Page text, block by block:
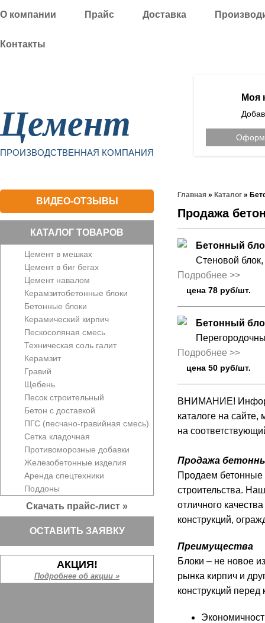
О компании Прайс Доставка
Контакты
Цемент
ПРОИЗВОДСТВЕННАЯ КОМПАНИЯ
Моя
ВИДЕО-ОТЗЫВЫ
КАТАЛОГ ТОВАРОВ
Цемент в мешках
Цемент в биг бегах
Цемент навалом
Керамзитобетонные блоки
Бетонные блоки
Керамический кирпич
Пескосоляная смесь
Техническая соль галит
Керамзит
Гравий
Щебень
Песок строительный
Бетон с доставкой
ПГС (песчано-гравийная смесь)
Сетка кладочная
Противоморозные добавки
Железобетонные изделия
Аренда спецтехники
Поддоны
Скачать прайс-лист »
ОСТАВИТЬ ЗАЯВКУ
АКЦИЯ!
Подробнее об акции »
Главная » Каталог »
Продажа
Бетонный
Стеновой
Подробнее >>
цена 78 руб/шт.
Бетонный
Подробнее >>
цена 50 руб/шт.
ВНИМАНИЕ!
каталоге на
на
Продажа
Продаем бетонные
строительства.
отличного
конструкций,
Преимущества
Блоки – не новое
рынка кирпич и
конструкций